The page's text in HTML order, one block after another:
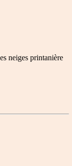
neiges printanière